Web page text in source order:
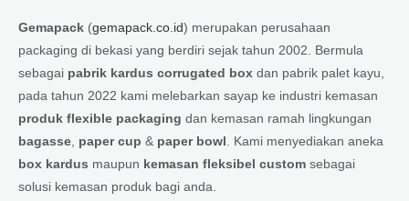
Gemapack (gemapack.co.id) merupakan perusahaan
packaging di bekasi yang berdiri sejak tahun 2002. Bermula
sebagai pabrik kardus corrugated box dan pabrik palet kayu,
pada tahun 2022 kami melebarkan sayap ke industri kemasan
produk flexible packaging dan kemasan ramah lingkungan
bagasse paper cup & paper bowl . Kami menyediakan aneka
box kardus maupun kemasan fleksibel custom sebagai
solusi kemasan produk bagi anda.